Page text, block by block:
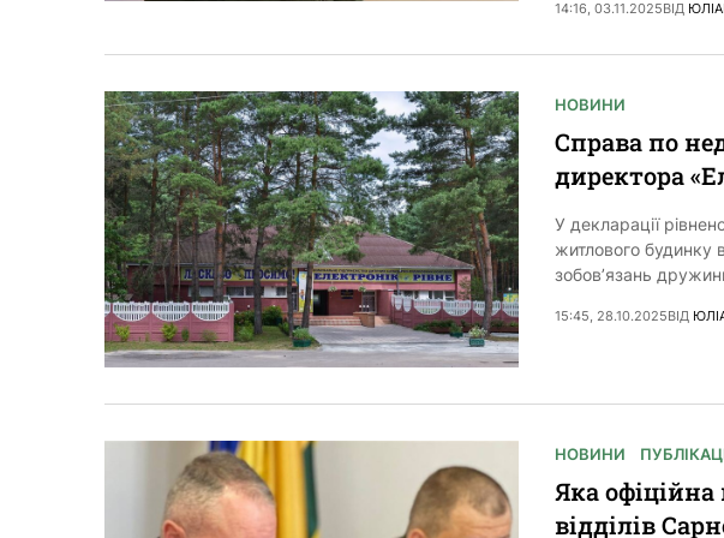
14:16, 03.11.2025ВІД
НОВИНИ
Справа по
директора
У декларації
житлового будинку
зобов’язань
15:45, 28.10.2025ВІД
НОВИНИ
Яка
відділів